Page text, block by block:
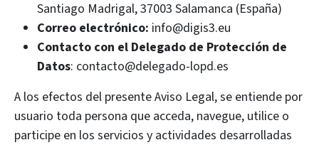
Santiago Madrigal, 37003 Salamanca (España)
Correo electrónico: info@digis3.eu
Contacto con el Delegado de Protección de
Datos: contacto@delegado-lopd.es
A los efectos del presente Aviso Legal, se entiende por
usuario toda persona que acceda, navegue, utilice o
participe en los servicios y actividades desarrolladas